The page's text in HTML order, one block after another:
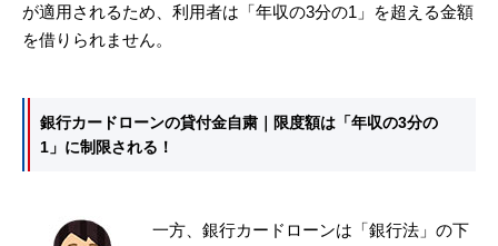
が適用されるため、利用者は「年収の3分の1」を超える金額
を借りられません。
銀行カードローンの貸付金自粛｜限度額は「年収の3分の
1」に制限される！
一方、銀行カードローンは「銀行法」の下